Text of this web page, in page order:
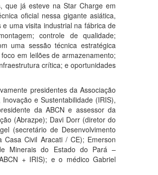
que já esteve na Star Charge em
oficial nessa gigante asiática,
uma visita industrial na fábrica de
controle de qualidade;
uma sessão técnica estratégica
em leilões de armazenamento;
crítica; e oportunidades
presidentes da Associação
e Sustentabilidade (IRIS),
da ABCN e assessor da
(Abrazpe); Davi Dorr (diretor do
(secretário de Desenvolvimento
Casa Civil Aracati / CE); Emerson
Minerais do Estado do Pará –
+ IRIS); e o médico Gabriel